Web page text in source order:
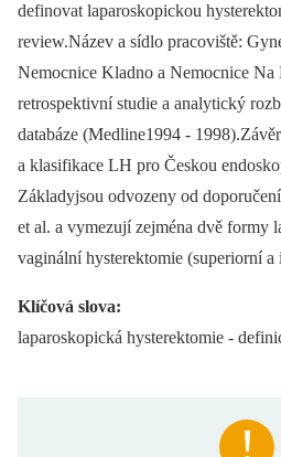
definovat laparoskopickou
review.Název a sídlo pracoviště:
Nemocnice Kladno a Nemocnice Na
retrospektivní studie a analytický
databáze (Medline1994 -⁠
a klasifikace LH pro Českou
Základyjsou odvozeny od
et al. a vymezují zejména dvě formy
vaginální hysterektomie (superiorní
Klíčová slova:
laparoskopická hysterektomie -⁠